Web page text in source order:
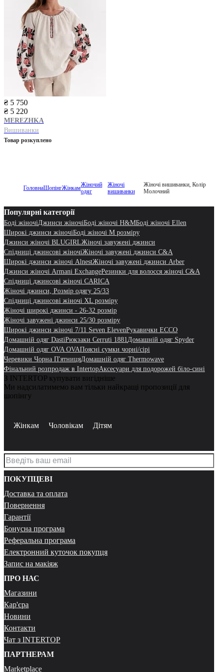
₴ 5 750
₴ 5 220
MEREZHKA
Вишиванки
Товар розкуплено
ГоловнаШопінгЖінкамЖіночий
одяг
Жіночі
вишиванки
Жіночі вишиванки, Колір
Молочний
Популярні категорії
Боді жіночіДжинси жіночіБоді жіночі H&MБоді жіночі Ellen
Широкі джинси жіночіБоді жіночі M розміру
Джинси жіночі BLUGIRLЖіночі завужені джинси
Спідниці джинсові жіночіЖіночі завужені джинси C&A
Широкі джинси жіночі AlnestЖіночі завужені джинси Arber
Джинси жіночі Armani ExchangeРезинки для волосся жіночі C&A
Спідниці джинсові жіночі CARICA
Жіночі джинси, Розмір одягу 25/33
Спідниці джинсові жіночі XL розміру
Жіночі широкі джинси - 26-32 розмір
Жіночі завужені джинси 25/30 розміру
Широкі джинси жіночі 7/11 Seven ElevenРукавички ECCO
Домашній одяг DastiРюкзаки Cerruti 1881 Домашній одяг Spyder
Домашній одяг OVA OVAПоясні сумки чорні/сірі
Черевики Чорна П'ятницяДомашній одяг Thermowave
Фінальний розпродаж в IntertopАксесуари для подорожей біло-сині
З INTERTOP купувати вигідніше
Ми надсилатимемо вам тільки найкращі пропозиції для
шопінгу
Жінкам Чоловікам Дітям
ПОКУПЦЕВІ
Доставка та оплата
Повернення
Гарантії
Бонусна програма
Реферальна програма
Електронний куточок покупця
Запис на макіяж
ПРО НАС
Магазини
Кар'єра
Новини
Контакти
Чат з INTERTOP
ПАРТНЕРАМ
Marketplace